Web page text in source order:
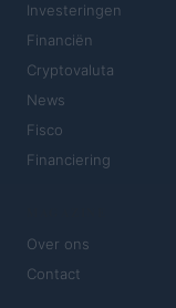
Investeringen
Financiën
Cryptovaluta
News
Fisco
Financiering
Over ons
Contact